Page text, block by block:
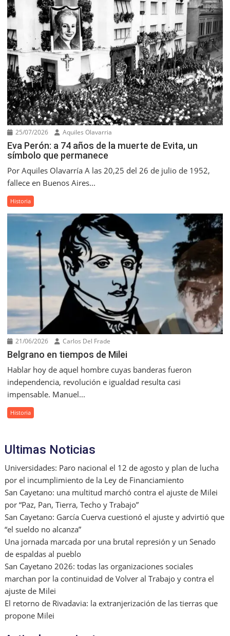
25/07/2026 Aquiles Olavarria
Eva Perón: a 74 años de la muerte de Evita, un
símbolo que permanece
Por Aquiles Olavarría A las 20,25 del 26 de julio de 1952,
fallece en Buenos Aires...
Historia
21/06/2026 Carlos Del Frade
Belgrano en tiempos de Milei
Hablar hoy de aquel hombre cuyas banderas fueron
independencia, revolución e igualdad resulta casi
impensable. Manuel...
Historia
Ultimas Noticias
Universidades: Paro nacional el 12 de agosto y plan de lucha
por el incumplimiento de la Ley de Financiamiento
San Cayetano: una multitud marchó contra el ajuste de Milei
por “Paz, Pan, Tierra, Techo y Trabajo”
San Cayetano: García Cuerva cuestionó el ajuste y advirtió que
“el sueldo no alcanza”
Una jornada marcada por una brutal represión y un Senado
de espaldas al pueblo
San Cayetano 2026: todas las organizaciones sociales
marchan por la continuidad de Volver al Trabajo y contra el
ajuste de Milei
El retorno de Rivadavia: la extranjerización de las tierras que
propone Milei